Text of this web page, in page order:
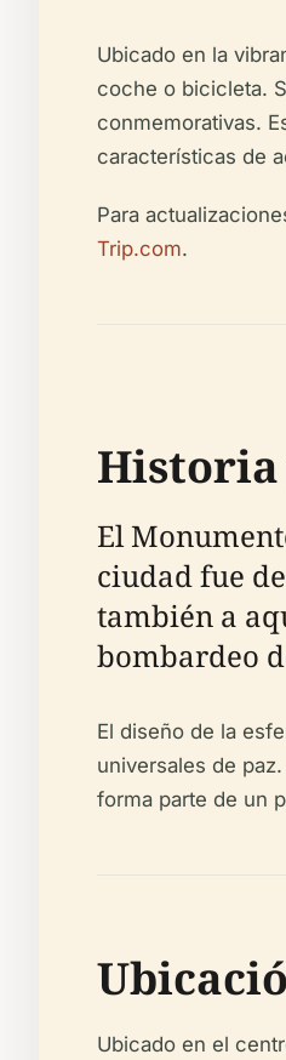
Ubicado en la
coche o bicicleta.
conmemorativas.
características de
Para
Trip.com.
El
ciudad fue
también a
bombardeo
El diseño de la
universales de
forma parte de un
Ubicado en el